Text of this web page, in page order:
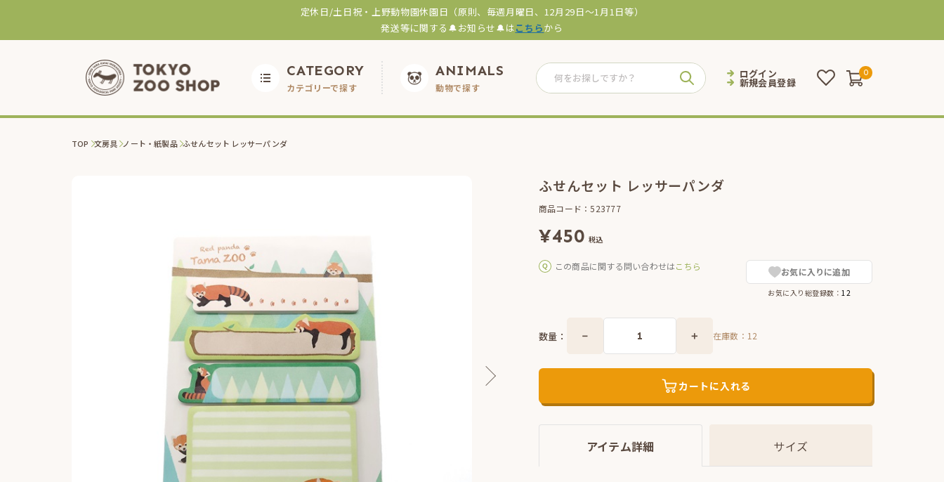
定休日/土日祝・上野動物園休園日（原則、毎週月曜日、12月29日～1月1日等）
発送等に関する🔔お知らせ🔔はこちらから
CATEGORY
カテゴリーで探す
ANIMALS
動物で探す
ログイン
新規会員登録
0
TOP 文房具 ノート・紙製品 ふせんセット レッサーパンダ
ふせんセット レッサーパンダ
商品コード：523777
¥450 税込
この商品に関する問い合わせはこちら お気に入りに追加
お気に入り総登録数： 12
数量： 在庫数： 12
カートに入れる
アイテム詳細 サイズ